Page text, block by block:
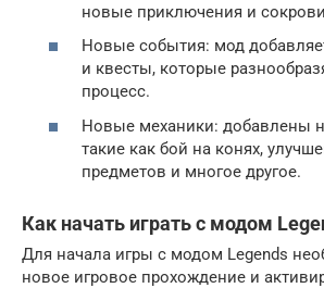
новые приключения и
Новые события: мод
и квесты, которые
процесс.
Новые механики: добавлены
такие как бой на конях,
предметов и многое другое.
Как начать играть с модом
Для начала игры с модом Legends
новое игровое прохождение и